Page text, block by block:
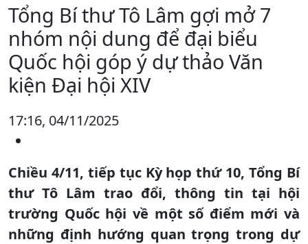
Tổng Bí thư Tô Lâm gợi mở 7
nhóm nội dung để đại biểu
Quốc hội góp ý dự thảo Văn
kiện Đại hội XIV
17:16, 04/11/2025
Chiều 4/11, tiếp tục Kỳ họp thứ 10, Tổng Bí
thư Tô Lâm trao đổi, thông tin tại hội
trường Quốc hội về một số điểm mới và
những định hướng quan trọng trong dự